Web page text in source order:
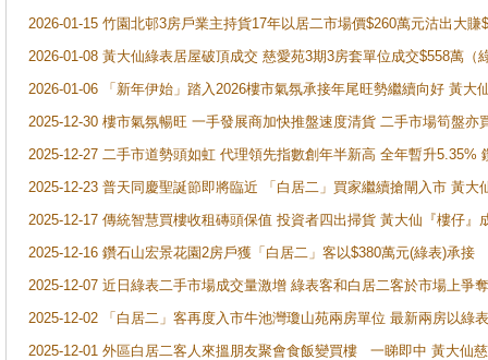
2026-01-15 竹園北邨3房戶業主持貨17年以居二市場價$260萬元沽出大賺
2026-01-08 黃大仙綠表居屋破頂成交 慈愛苑3期3房套單位成交$558萬（
2026-01-06 「新年伊始」踏入2026樓市氣氛承接年尾旺勢繼續向好 黃
2025-12-30 樓市氣氛暢旺 一手發展商加快推盤速度清貨 二手市場筍盤
2025-12-27 二手市道勢頭如虹 代理領先指數創年半新高 全年暫升5.35%
2025-12-23 普天同慶聖誕節即將臨近 「白居二」買家繼續搶閘入市 黃
2025-12-17 傳統智慧買樓收租磚頭保值 投資者四出掃貨 黃大仙『樓仔
2025-12-16 鑽石山宏景花園2房戶獲「白居二」客以$380萬元(綠表)承接
2025-12-07 近日綠表二手市場成交量激增 綠表客和白居二客於市場上
2025-12-02 「白居二」客再度入市牛池灣瓊山苑兩房單位 最新兩房以綠
2025-12-01 外區白居二客人來搵朋友聚會食飯變買樓 一睇即中 黃大仙